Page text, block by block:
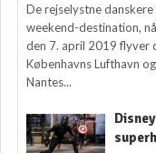
De rejselystne danskere
weekend-destination,
den 7. april 2019 flyver
Københavns Lufthavn
Nantes...